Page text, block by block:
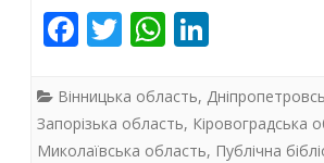
як
стають
F
e
b
T
itt
er
W
at
s
k
e
Вінницька область,
Запорізька область, Кіровоградська
Миколаївська область, Публічна